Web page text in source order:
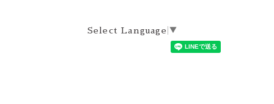
Select Language ▼